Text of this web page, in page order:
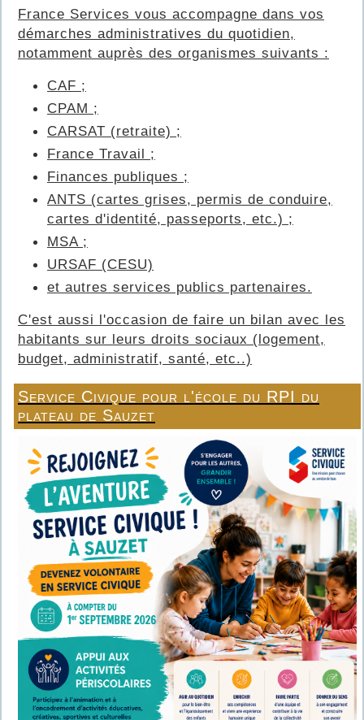
France Services vous accompagne dans vos
démarches administratives du quotidien,
notamment auprès des organismes suivants :
CAF ;
CPAM ;
CARSAT (retraite) ;
France Travail ;
Finances publiques ;
ANTS (cartes grises, permis de conduire,
cartes d'identité, passeports, etc.) ;
MSA ;
URSAF (CESU)
et autres services publics partenaires.
C'est aussi l'occasion de faire un bilan avec les
habitants sur leurs droits sociaux (logement,
budget, administratif, santé, etc..)
Service Civique pour l'école du RPI du
plateau de Sauzet